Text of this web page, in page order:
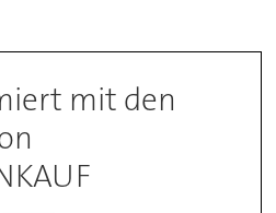
mit den